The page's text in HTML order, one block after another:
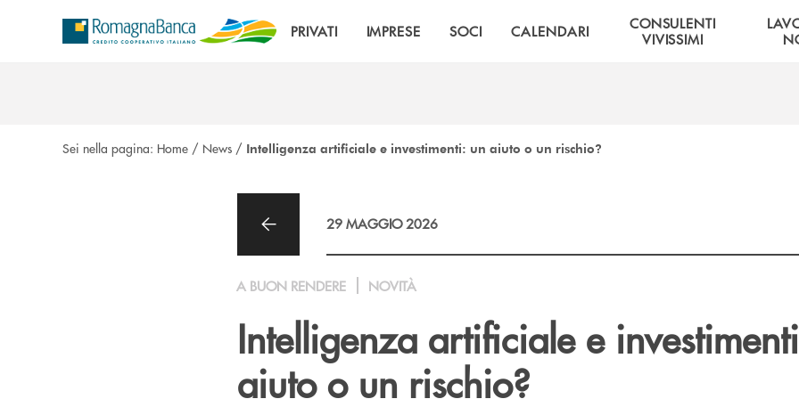
PRIVATI IMPRESE SOCI CALENDARI
CONSULENTI
VIVISSIMI
Sei nella pagina: Home / News / Intelligenza artificiale e investimenti: un aiuto o un rischio?
29 MAGGIO 2026
A BUON RENDERE NOVITÀ
Intelligenza artificiale e
aiuto o un rischio?